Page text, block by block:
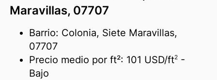
Maravillas, 07707
Barrio: Colonia, Siete Maravillas,
07707
Precio medio por ft²: 101 USD/ft2 -
Bajo